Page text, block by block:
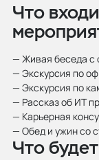
Что
— Живая беседа с
— Экскурсия по
— Экскурсия по
— Рассказ об ИТ
— Карьерная
— Обед и ужин со
Что